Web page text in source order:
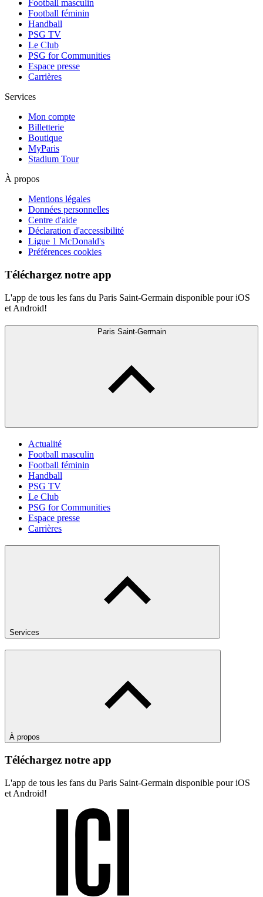
Football masculin
Football féminin
Handball
PSG TV
Le Club
PSG for Communities
Espace presse
Carrières
Services
Mon compte
Billetterie
Boutique
MyParis
Stadium Tour
À propos
Mentions légales
Données personnelles
Centre d'aide
Déclaration d'accessibilité
Ligue 1 McDonald's
Préférences cookies
Téléchargez notre app
L'app de tous les fans du Paris Saint-Germain disponible pour iOS
et Android!
Paris Saint-Germain
Actualité
Football masculin
Football féminin
Handball
PSG TV
Le Club
PSG for Communities
Espace presse
Carrières
Services
À propos
Téléchargez notre app
L'app de tous les fans du Paris Saint-Germain disponible pour iOS
et Android!